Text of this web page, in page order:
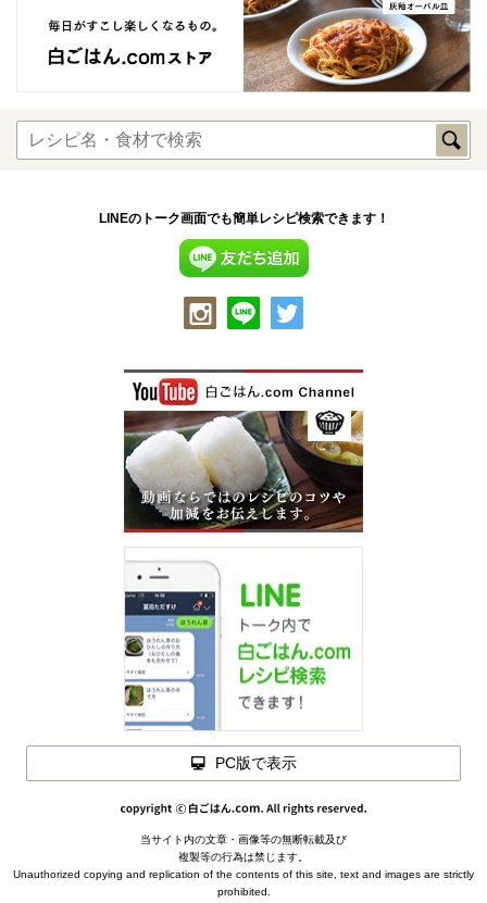
閉じる
LINEのトーク画面でも簡単レシピ検索できます！
PC版で表示
当サイト内の文章・画像等の無断転載及び
複製等の行為は禁じます。
Unauthorized copying and replication of the contents of this site, text and images are strictly
prohibited.